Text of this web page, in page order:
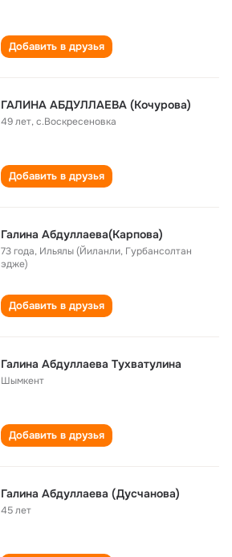
Добавить в друзья
ГАЛИНА АБДУЛЛАЕВА (Кочурова)
49 лет,с.Воскресеновка
Добавить в друзья
Галина Абдуллаева(Карпова)
73 года, Ильялы (Йиланли, Гурбансолтан
эдже)
Добавить в друзья
Галина Абдуллаева Тухватулина
Шымкент
Добавить в друзья
Галина Абдуллаева (Дусчанова)
45 лет